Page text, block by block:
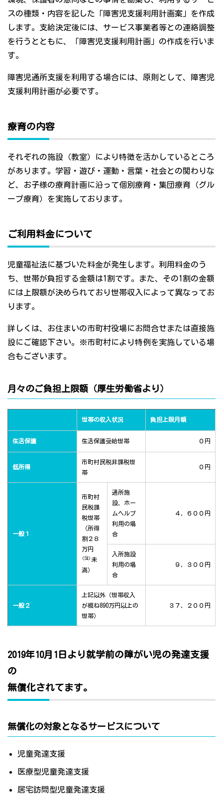
スの種類・内容を記した「障害児支援利用計画案」を作成
します。支給決定後には、サービス事業者等との連絡調整
を行うとともに、「障害児支援利用計画」の作成を行いま
す。
障害児通所支援を利用する場合には、原則として、障害児
支援利用計画が必要です。
療育の内容
それぞれの施設（教室）により特徴を活かしているところ
があります。学習・遊び・運動・言葉・社会との関わりな
ど、お子様の療育計画に沿って個別療育・集団療育（グル
ープ療育）を実施しております。
ご利用料金について
児童福祉法に基づいた料金が発生します。利用料金のう
ち、世帯が負担する金額は1割です。また、その1割の金額
には上限額が決められており世帯収入によって異なってお
ります。
詳しくは、お住まいの市町村役場にお問合せまたは直接施
設にご確認下さい。※市町村により特例を実施している場
合もございます。
月々のご負担上限額（厚生労働省より）
世帯の収入状況 負担上限月額
生活保護 生活保護受給世帯 ０円
低所得
市町村民税非課税世
帯
０円
一般１
市町村
民税課
税世帯
（所得
割２８
万円
(注) 未
満）
通所施
設、ホー
ムヘルプ
利用の場
合
４，６００円
入所施設
利用の場
合
９，３００円
一般２
上記以外（世帯収入
が概ね890万円以上の
世帯）
３７，２００円
2019年10月1日より就学前の障がい児の発達支援
の
無償化されてます。
無償化の対象となるサービスについて
児童発達支援
医療型児童発達支援
居宅訪問型児童発達支援